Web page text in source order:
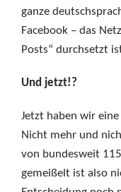
ganze
Facebook – das
Posts“ durchsetzt
Und jetzt!?
Jetzt haben wir
Nicht mehr und
von bundesweit
gemeißelt ist also